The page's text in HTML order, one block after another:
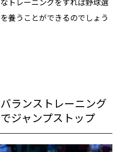
養うことができるのでしょう
ランストレーニング
ジャンプストップ